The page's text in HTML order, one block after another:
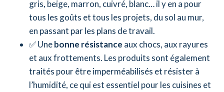
gris, beige, marron, cuivré, blanc… il y en a pour
tous les goûts et tous les projets, du sol au mur,
en passant par les plans de travail.
✅ Unebonne résistance aux chocs, aux rayures
et aux frottements. Les produits sont également
traités pour être imperméabilisés et résister à
l’humidité, ce qui est essentiel pour les cuisines et